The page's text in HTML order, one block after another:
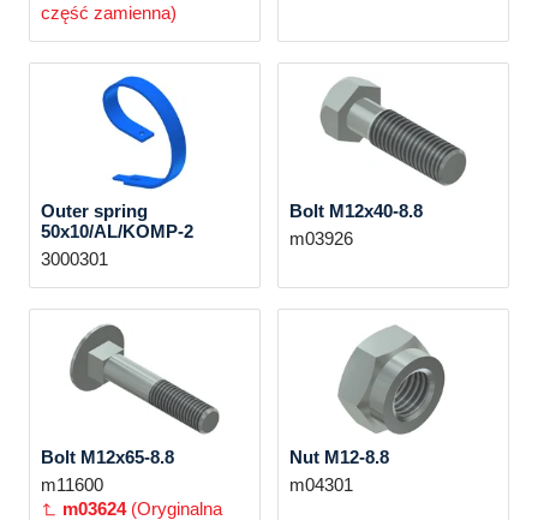
część zamienna)
Outer spring
50x10/AL/KOMP-2
3000301
Bolt M12x40-8.8
m03926
Bolt M12x65-8.8
m11600
m03624 (Oryginalna
Nut M12-8.8
m04301